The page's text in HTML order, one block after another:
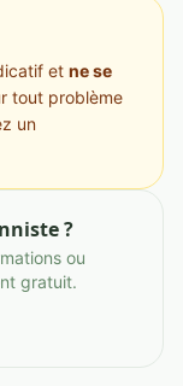
et ne se
tout problème
un
?
ou
gratuit.